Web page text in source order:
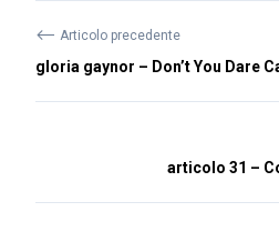
⟵ Articolo precedente
gloria gaynor – Don’t You Dare
articolo 31 –